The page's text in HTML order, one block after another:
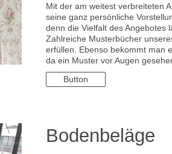
Mit der am weitest verbreiteten
seine ganz persönliche
denn die Vielfalt des Angebotes
Zahlreiche Musterbücher
erfüllen. Ebenso bekommt man
da ein Muster vor Augen
Button
Bodenbeläge